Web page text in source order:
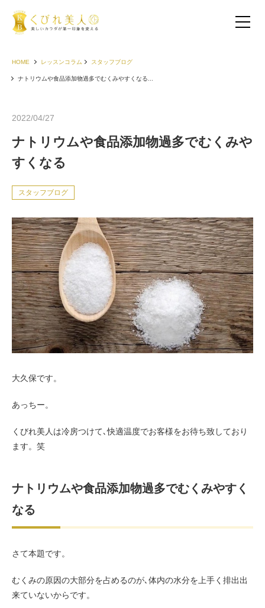
お客様の声（40代）
お客様の声（50代以上）
お客様の声（男性）
HOME レッスンコラム スタッフブログ
ナトリウムや食品添加物過多でむくみやすくなる...
2022/04/27
ナトリウムや食品添加物過多でむくみや
すくなる
スタッフブログ
大久保です。
あっちー。
くびれ美人は冷房つけて､快適温度でお客様をお待ち致しており
ます。笑
ナトリウムや食品添加物過多でむくみやすく
なる
さて本題です。
むくみの原因の大部分を占めるのが､体内の水分を上手く排出出
来ていないからです。